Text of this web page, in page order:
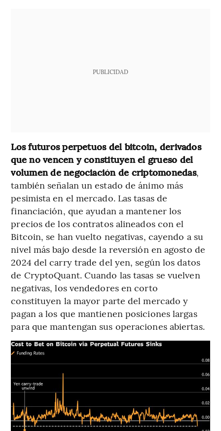
PUBLICIDAD
Los futuros perpetuos del bitcoin, derivados
que no vencen y constituyen el grueso del
volumen de negociación de criptomonedas,
también señalan un estado de ánimo más
pesimista en el mercado. Las tasas de
financiación, que ayudan a mantener los
precios de los contratos alineados con el
Bitcoin, se han vuelto negativas, cayendo a su
nivel más bajo desde la reversión en agosto de
2024 del carry trade del yen, según los datos
de CryptoQuant. Cuando las tasas se vuelven
negativas, los vendedores en corto
constituyen la mayor parte del mercado y
pagan a los que mantienen posiciones largas
para que mantengan sus operaciones abiertas.